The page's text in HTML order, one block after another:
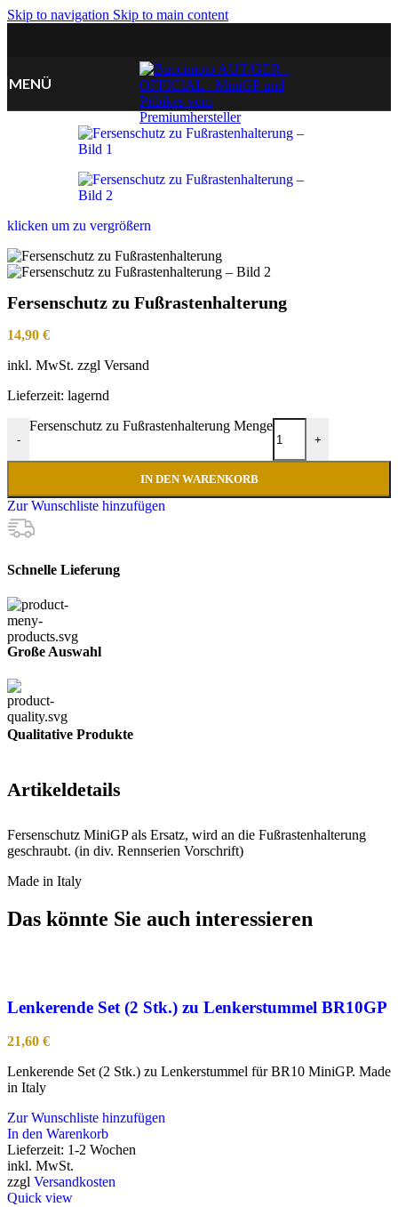
Skip to navigation Skip to main content
MENÜ
klicken um zu vergrößern
Fersenschutz zu Fußrastenhalterung
14,90 €
inkl. MwSt. zzgl Versand
Lieferzeit: lagernd
-
Fersenschutz zu Fußrastenhalterung Menge
+
IN DEN WARENKORB
Zur Wunschliste hinzufügen
Schnelle Lieferung
Große Auswahl
Qualitative Produkte
Artikeldetails
Fersenschutz MiniGP als Ersatz, wird an die Fußrastenhalterung
geschraubt. (in div. Rennserien Vorschrift)
Made in Italy
Das könnte Sie auch interessieren
Lenkerende Set (2 Stk.) zu Lenkerstummel BR10GP
21,60 €
Lenkerende Set (2 Stk.) zu Lenkerstummel für BR10 MiniGP. Made
in Italy
Zur Wunschliste hinzufügen
In den Warenkorb
Lieferzeit: 1-2 Wochen
inkl. MwSt.
zzgl Versandkosten
Quick view